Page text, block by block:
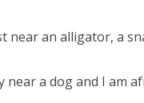
near an alligator, a
near a dog and I am